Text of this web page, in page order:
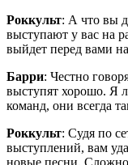
Роккульт: А что вы
выступают у вас на
выйдет перед вами
Барри: Честно
выступят хорошо. Я
команд, они всегда
Роккульт: Судя по
выступлений, вам
новые песни. Сложно